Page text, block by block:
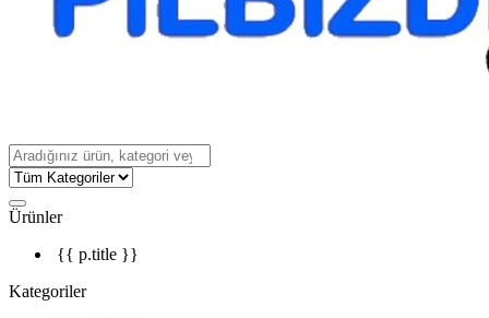
Ürünler
{{ p.title }}
Kategoriler